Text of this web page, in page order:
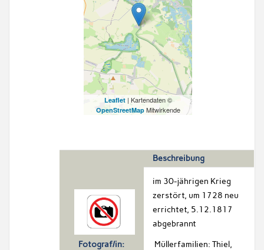
Leaflet| Kartendaten ©
OpenStreetMapMitwirkende
Fotograf/in:
Beschreibung
im 30-jährigen Krieg
zerstört, um 1728 neu
errichtet, 5.12.1817
abgebrannt
Müllerfamilien: Thiel,